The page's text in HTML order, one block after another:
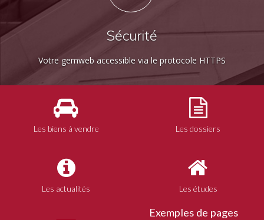
Sécurité
Votre gemweb accessible via le protocole HTTPS
Les biens à vendre Les dossiers
Les actualités Les études
Exemples de pages